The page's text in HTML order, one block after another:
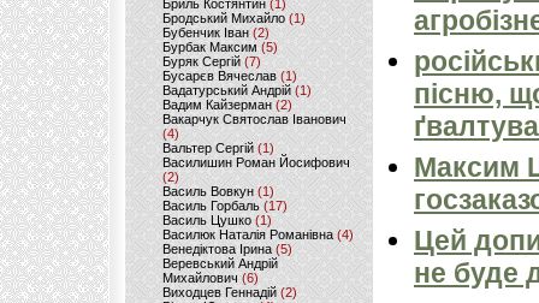
Бриль Костянтин (1)
Бродський Михайло (1)
Бубенчик Іван(2)
Бурбак Максим (5)
Буряк Сергій (7)
Бусарєв Вячеслав (1)
Вадатурський Андрій (1)
Вадим Кайзерман (2)
Вакарчук Святослав Іванович
(4)
Вальтер Сергій (1)
Василишин Роман Йосифович
(2)
Василь Вовкун (1)
Василь Горбаль (17)
Василь Цушко (1)
Василюк Наталія Романівна (4)
Венедіктова Ірина(5)
Веревський Андрій
Михайлович (6)
Виходцев Геннадій (2)
пісню,
Максим
Цей
не буде